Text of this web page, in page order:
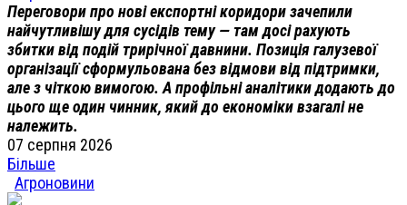
Переговори про нові експортні коридори зачепили
найчутливішу для сусідів тему — там досі рахують
збитки від подій трирічної давнини. Позиція галузевої
організації сформульована без відмови від підтримки,
але з чіткою вимогою. А профільні аналітики додають до
цього ще один чинник, який до економіки взагалі не
належить.
07 серпня 2026
Більше
Агроновини